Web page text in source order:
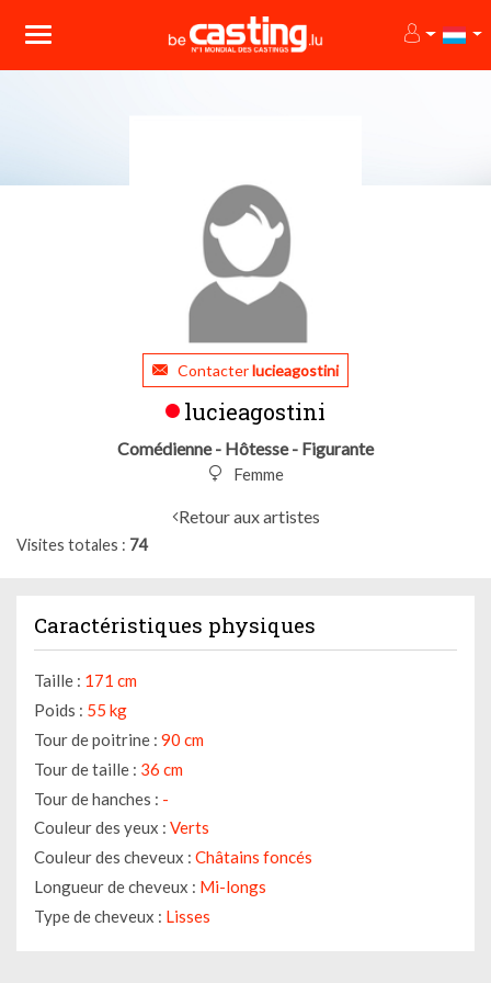
Contacterlucieagostini
lucieagostini
Comédienne - Hôtesse - Figurante
Femme
Retour aux artistes
Visites totales 74
Caractéristiques physiques
Taille : 171 cm
Poids : 55 kg
Tour de poitrine : 90 cm
Tour de taille : 36 cm
Tour de hanches : -
Couleur des yeux : Verts
Couleur des cheveux : Châtains foncés
Longueur de cheveux : Mi-longs
Type de cheveux : Lisses